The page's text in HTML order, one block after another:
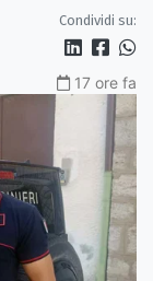
Condividi su:
17 ore fa